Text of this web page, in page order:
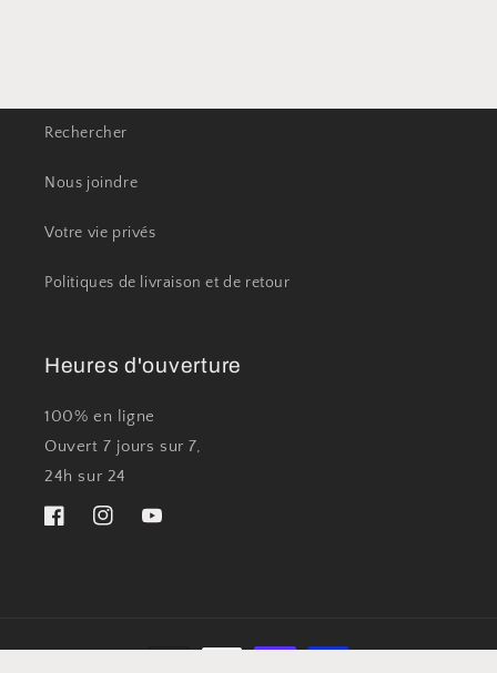
Rechercher
Nous joindre
Votre vie privés
Politiques de livraison et de retour
Heures d'ouverture
100% en ligne
Ouvert 7 jours sur 7,
24h sur 24
FacebookInstagramYouTube
Moyens